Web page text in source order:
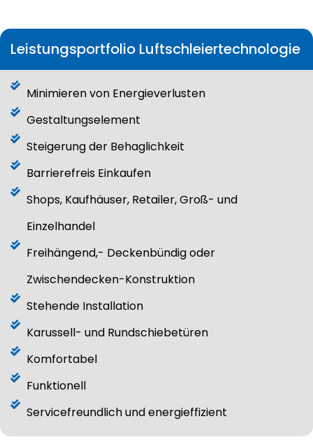
Leistungsportfolio Luftschleiertechnologie
Minimieren von Energieverlusten​​
Gestaltungselement
Steigerung der Behaglichkeit​
Barrierefreis Einkaufen​
Shops, Kaufhäuser, Retailer, Groß- und
Einzelhandel​
Freihängend,- Deckenbündig oder
Zwischendecken-Konstruktion​
Stehende Installation​
Karussell- und Rundschiebetüren​
Komfortabel​
Funktionell​
Servicefreundlich und energieffizient​